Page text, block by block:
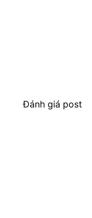
Đánh giá post